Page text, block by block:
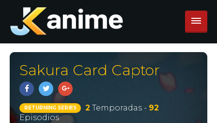
Sakura Card Captor
RETURNING SERIES 2 Temporadas - 92
Episodios